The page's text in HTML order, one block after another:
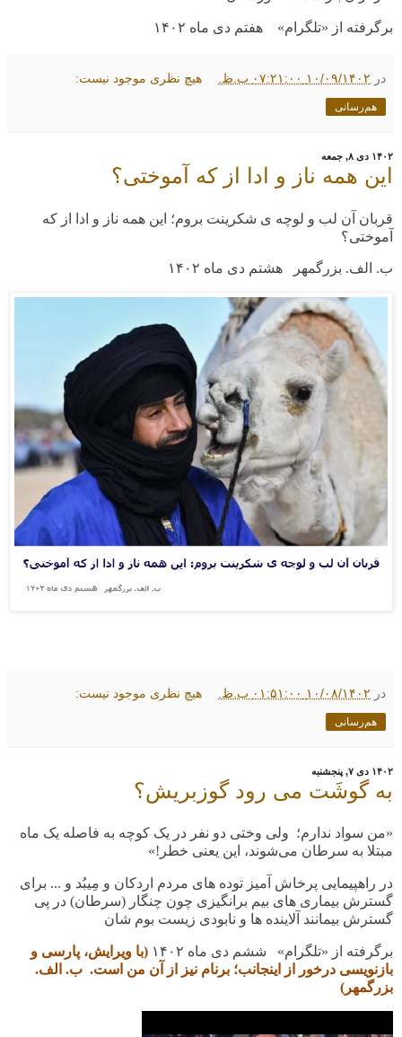
برگرفته از «تلگرام» هفتم دی ماه ۱۴۰۲
در ۱۰/۰۹/۱۴۰۲ ۰۷:۲۱:۰۰ ب.ظ. هیچ نظری موجود نیست:
هم‌رسانی
۱۴۰۲ دی ۸, جمعه
این همه ناز و ادا از که آموختی؟
قربان آن لب و لوچه ی شکرینت بروم؛ این همه ناز و ادا از که
آموختی؟
ب. الف. بزرگمهر هشتم دی ماه ۱۴۰۲
در ۱۰/۰۸/۱۴۰۲ ۰۱:۵۱:۰۰ ب.ظ. هیچ نظری موجود نیست:
هم‌رسانی
۱۴۰۲ دی ۷, پنجشنبه
به گوشَت می رود گوزبریش؟
«من سواد ندارم؛ ولی وختی دو نفر در یک کوچه به فاصله یک ماه
مبتلا به سرطان می‌شوند، این یعنی خطر!»
در راهپیمایی پرخاش آمیز توده های مردم اردکان و مِیبُد و ... برای
گسترش بیماری های بیم برانگیزی چون چنگار (سرطان) در پی
گسترش بیمانند آلاینده ها و نابودی زیست بوم شان
برگرفته از «تلگرام» ششم دی ماه ۱۴۰۲
(با ویرایش، پارسی و
بازنویسی درخور از اینجانب؛ برنام نیز از آن من است. ب. الف.
بزرگمهر )